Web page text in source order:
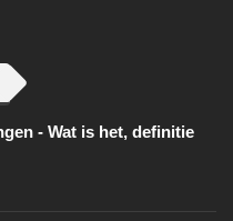
- Wat is het, definitie